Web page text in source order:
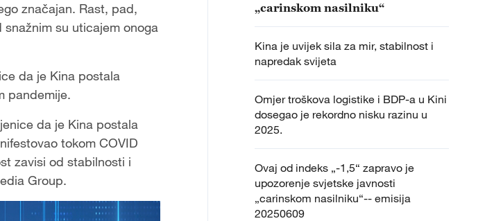
značajan. Rast, pad,
su uticajem onoga
da je Kina postala
pandemije.
da je Kina postala
tokom COVID
zavisi od stabilnosti i
Group.
„carinskom nasilniku“
Kina je uvijek sila za mir, stabilnost i
napredak svijeta
Omjer troškova logistike i BDP-a u Kini
dosegao je rekordno nisku razinu u
2025.
Ovaj od indeks „-1,5“ zapravo je
upozorenje svjetske javnosti
„carinskom nasilniku“-- emisija
20250609